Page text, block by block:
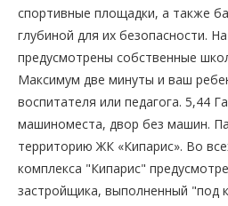
спортивные площадки, а также
глубиной для их безопасности.
предусмотрены собственные
Максимум две минуты и ваш
воспитателя или педагога. 5,44
машиноместа, двор без машин.
территорию ЖК «Кипарис». Во
комплекса "Кипарис"
застройщика, выполненный "под